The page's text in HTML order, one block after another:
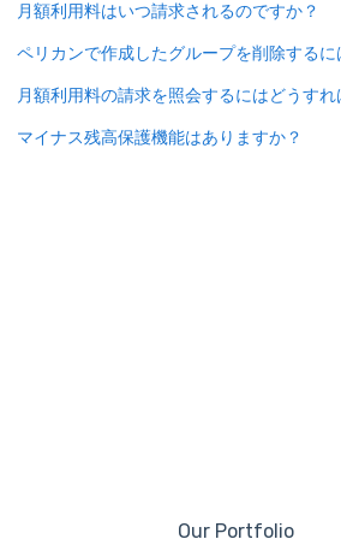
月額利用料はいつ請求されるのですか？
ペリカンで作成したグループを削除する
月額利用料の請求を照会するにはどうす
マイナス残高保護機能はありますか？
Our Portfolio